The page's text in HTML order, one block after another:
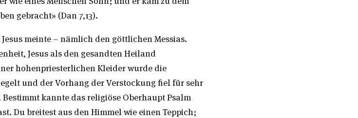
gebracht» (Dan 7,13).
meinte – nämlich den göttlichen Messias.
Jesus als den gesandten Heiland
hohenpriesterlichen Kleider wurde die
und der Vorhang der Verstockung fiel für sehr
kannte das religiöse Oberhaupt Psalm
Du breitest aus den Himmel wie einen Teppich;